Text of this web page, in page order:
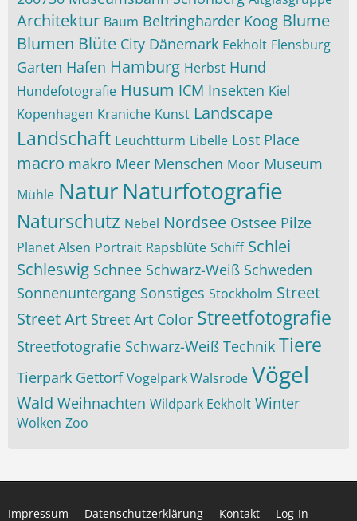
Architektur Baum Beltringharder Koog Blume
Blumen Blüte City Dänemark Eekholt Flensburg
Garten Hafen Hamburg Herbst Hund
Hundefotografie Husum ICM Insekten Kiel
Kopenhagen Kraniche Kunst Landscape
Landschaft Leuchtturm Libelle Lost Place
macro makro Meer Menschen Moor Museum
Mühle NaturNaturfotografie
Naturschutz Nebel Nordsee Ostsee Pilze
Planet Alsen Portrait Rapsblüte Schiff Schlei
Schleswig Schnee Schwarz-Weiß Schweden
Sonnenuntergang Sonstiges Stockholm Street
Street Art Street Art Color Streetfotografie
Streetfotografie Schwarz-Weiß Technik Tiere
Tierpark Gettorf Vogelpark Walsrode Vögel
Wald Weihnachten Wildpark Eekholt Winter
Wolken Zoo
Impressum Datenschutzerklärung Kontakt Log-In